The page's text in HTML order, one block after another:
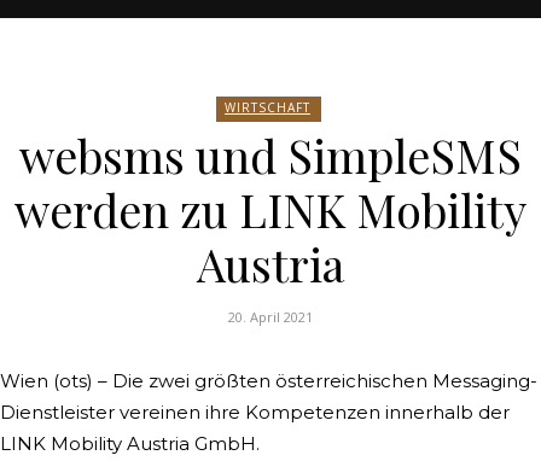
Weik
WIRTSCHAFT
websms und SimpleSMS
werden zu LINK Mobility
Austria
20. April 2021
Wien (ots) – Die zwei größten österreichischen Messaging-
Dienstleister vereinen ihre Kompetenzen innerhalb der
LINK Mobility Austria GmbH.